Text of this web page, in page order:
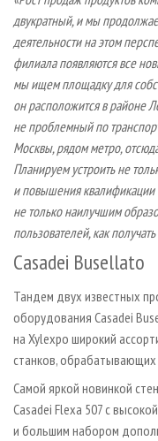
двукратный, и мы
деятельности на этом
филиала появляются все
мы ищем площадку для
он расположится в районе
не проблемный по
Москвы, рядом метро,
Планируем устроить не
и повышения квалификации
не только наилучшим
пользователей, как
Casadei Busellato
Тандем двух известных
оборудования Casadei
на Xylexpo широкий
станков, обрабатывающих
Самой яркой новинкой
Casadei Flexa 507 с
и большим набором